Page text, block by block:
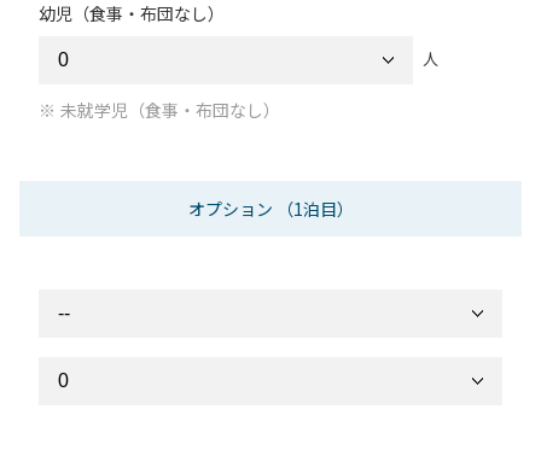
幼児（食事・布団なし）
人
未就学児（食事・布団なし）
オプション （1泊目）